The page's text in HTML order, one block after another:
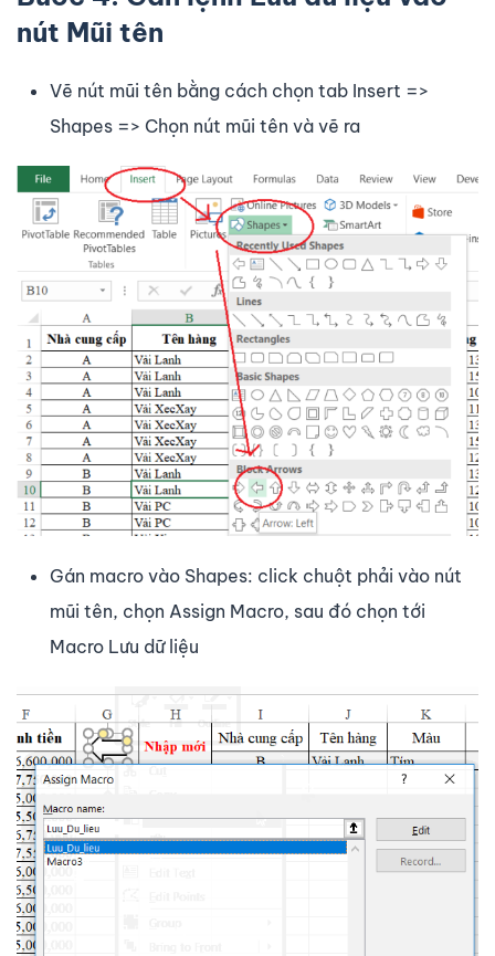
nút Mũi tên
Vẽ nút mũi tên bằng cách chọn tab Insert =>
Shapes => Chọn nút mũi tên và vẽ ra
Gán macro vào Shapes: click chuột phải vào nút
mũi tên, chọn Assign Macro, sau đó chọn tới
Macro Lưu dữ liệu